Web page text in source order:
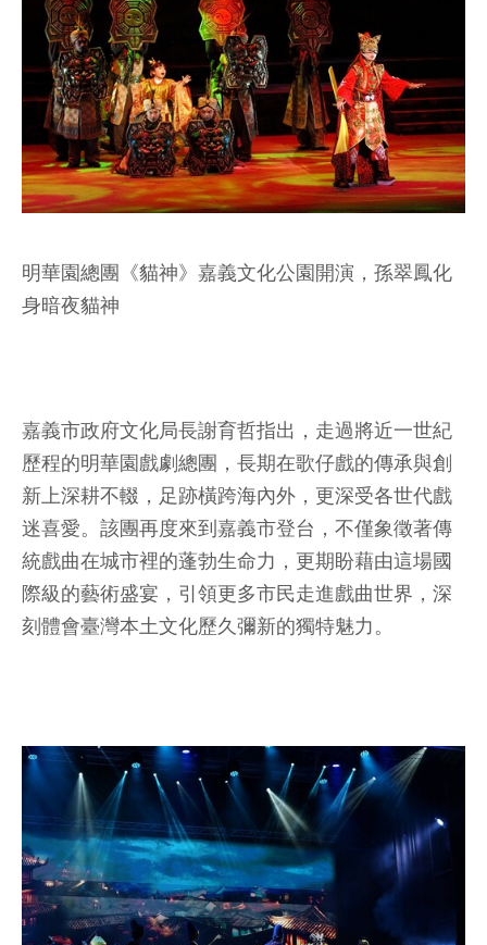
明華園總團《貓神》嘉義文化公園開演，孫翠鳳化
身暗夜貓神
嘉義市政府文化局長謝育哲指出，走過將近一世紀
歷程的明華園戲劇總團，長期在歌仔戲的傳承與創
新上深耕不輟，足跡橫跨海內外，更深受各世代戲
迷喜愛。該團再度來到嘉義市登台，不僅象徵著傳
統戲曲在城市裡的蓬勃生命力，更期盼藉由這場國
際級的藝術盛宴，引領更多市民走進戲曲世界，深
刻體會臺灣本土文化歷久彌新的獨特魅力。